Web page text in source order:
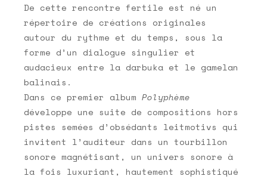
De cette rencontre fertile est né un
répertoire de créations originales
autour du rythme et du temps, sous la
forme d’un dialogue singulier et
audacieux entre la darbuka et le gamelan
balinais.
Dans ce premier album Polyphème
développe une suite de compositions hors
pistes semées d’obsédants leitmotivs qui
invitent l’auditeur dans un tourbillon
sonore magnétisant, un univers sonore à
la fois luxuriant, hautement sophistiqué